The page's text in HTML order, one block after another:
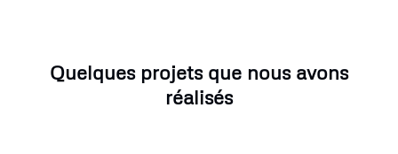
Quelques projets que nous avons
réalisés